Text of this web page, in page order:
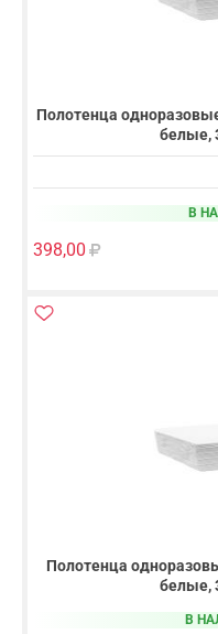
Полотенца
белые,
В
398,00
Полотенца
белые,
В